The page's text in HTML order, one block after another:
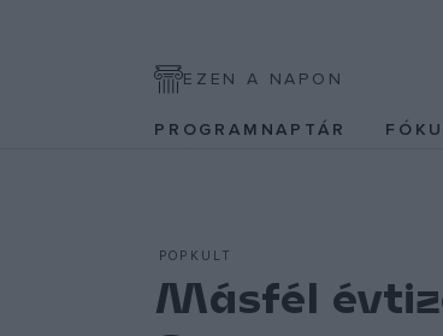
EZEN A NAPON
PROGRAMNAPTÁR
POPKULT
Másfél